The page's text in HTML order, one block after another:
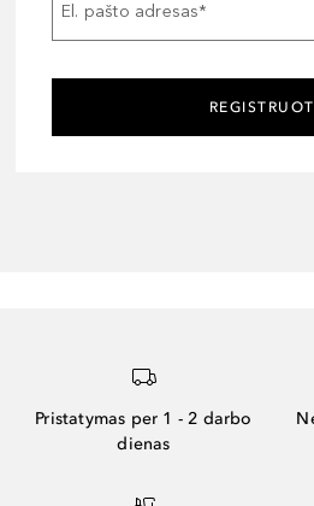
El. pašto adresas*
Pristatymas per 1 - 2 darbo
dienas